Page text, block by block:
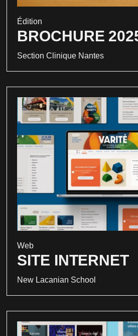
Édition
BROCHURE
Section Clinique Nantes
Web
SITE INTERNET
New Lacanian School